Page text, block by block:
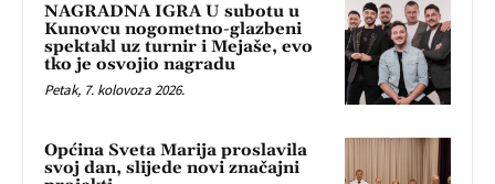
NAGRADNA IGRA U subotu u
Kunovcu nogometno-glazbeni
spektakl uz turnir i Mejaše, evo
tko je osvojio nagradu
Petak, 7. kolovoza 2026.
Općina Sveta Marija proslavila
svoj dan, slijede novi značajni